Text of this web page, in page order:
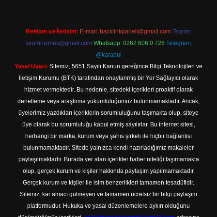
Reklam ve İletişim: E-mail: backlinkpaneli@gmail.com Teams:
forumhizmeti@gmail.com Whatsapp: 0262 606 0 726 Telegram:
@karabul
Yasal Uyarı: Sitemiz, 5651 Sayılı Kanun gereğince Bilgi Teknolojileri ve
İletişim Kurumu (BTK) tarafından onaylanmış bir Yer Sağlayıcı olarak
hizmet vermektedir. Bu nedenle, sitedeki içerikleri proaktif olarak
denetleme veya araştırma yükümlülüğümüz bulunmamaktadır. Ancak,
üyelerimiz yazdıkları içeriklerin sorumluluğunu taşımakta olup, siteye
üye olarak bu sorumluluğu kabul etmiş sayılırlar. Bu internet sitesi,
herhangi bir marka, kurum veya şahıs şirketi ile hiçbir bağlantısı
bulunmamaktadır. Sitede yalnızca kendi hazırladığımız makaleler
paylaşılmaktadır. Burada yer alan içerikler haber niteliği taşımamakta
olup, gerçek kurum ve kişiler hakkında paylaşım yapılmamaktadır.
Gerçek kurum ve kişiler ile isim benzerlikleri tamamen tesadüfidir.
Sitemiz, kar amacı gütmeyen ve tamamen ücretsiz bir bilgi paylaşım
platformudur. Hukuka ve yasal düzenlemelere aykırı olduğunu